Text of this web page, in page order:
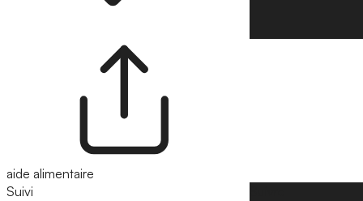
aide alimentaire
Suivi